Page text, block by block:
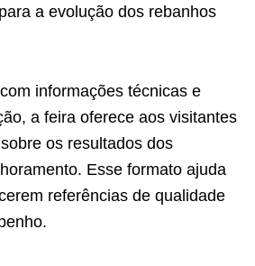
a evolução dos rebanhos
informações técnicas e
a feira oferece aos visitantes
os resultados dos
Esse formato ajuda
referências de qualidade